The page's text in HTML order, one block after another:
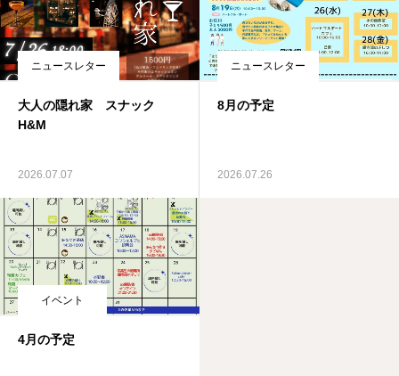
ニュースレター
大人の隠れ家 スナック
H&M
2026.07.07
ニュースレター
8月の予定
2026.07.26
イベント
4月の予定